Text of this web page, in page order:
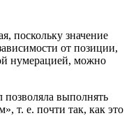
поскольку значение
от позиции,
нумерацией, можно
позволяла выполнять
т. е. почти так, как это